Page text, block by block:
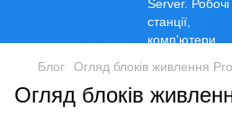
Блог Огляд блоків живлення
Огляд блоків